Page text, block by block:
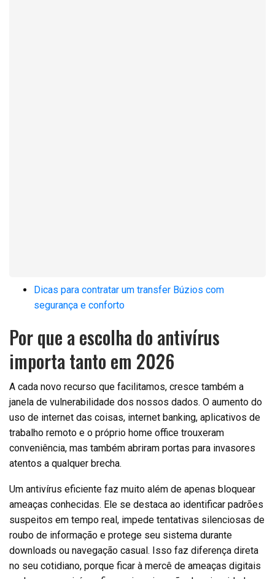
Dicas para contratar um transfer Búzios com
segurança e conforto
Por que a escolha do antivírus
importa tanto em 2026
A cada novo recurso que facilitamos, cresce também a
janela de vulnerabilidade dos nossos dados. O aumento do
uso de internet das coisas, internet banking, aplicativos de
trabalho remoto e o próprio home office trouxeram
conveniência, mas também abriram portas para invasores
atentos a qualquer brecha.
Um antivírus eficiente faz muito além de apenas bloquear
ameaças conhecidas. Ele se destaca ao identificar padrões
suspeitos em tempo real, impede tentativas silenciosas de
roubo de informação e protege seu sistema durante
downloads ou navegação casual. Isso faz diferença direta
no seu cotidiano, porque ficar à mercê de ameaças digitais